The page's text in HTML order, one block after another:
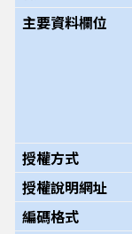
主要資料欄位
授權方式
授權說明網址
編碼格式